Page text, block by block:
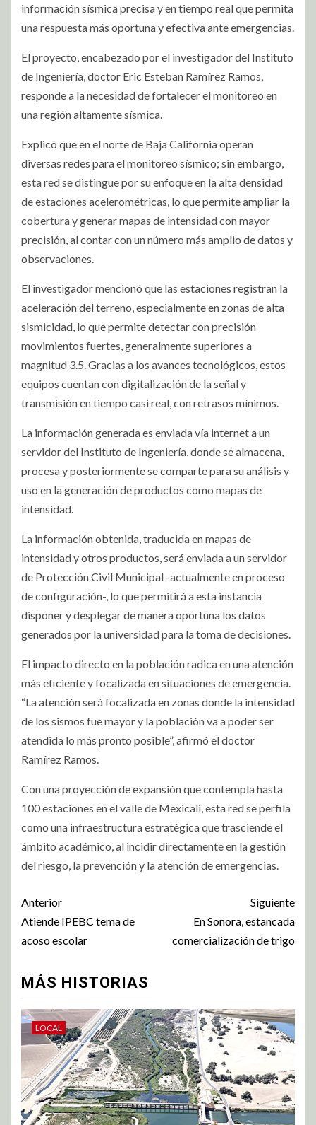
información sísmica precisa y en tiempo real que permita
una respuesta más oportuna y efectiva ante emergencias.
El proyecto, encabezado por el investigador del Instituto
de Ingeniería, doctor Eric Esteban Ramírez Ramos,
responde a la necesidad de fortalecer el monitoreo en
una región altamente sísmica.
Explicó que en el norte de Baja California operan
diversas redes para el monitoreo sísmico; sin embargo,
esta red se distingue por su enfoque en la alta densidad
de estaciones acelerométricas, lo que permite ampliar la
cobertura y generar mapas de intensidad con mayor
precisión, al contar con un número más amplio de datos y
observaciones.
El investigador mencionó que las estaciones registran la
aceleración del terreno, especialmente en zonas de alta
sismicidad, lo que permite detectar con precisión
movimientos fuertes, generalmente superiores a
magnitud 3.5. Gracias a los avances tecnológicos, estos
equipos cuentan con digitalización de la señal y
transmisión en tiempo casi real, con retrasos mínimos.
La información generada es enviada vía internet a un
servidor del Instituto de Ingeniería, donde se almacena,
procesa y posteriormente se comparte para su análisis y
uso en la generación de productos como mapas de
intensidad.
La información obtenida, traducida en mapas de
intensidad y otros productos, será enviada a un servidor
de Protección Civil Municipal -actualmente en proceso
de configuración-, lo que permitirá a esta instancia
disponer y desplegar de manera oportuna los datos
generados por la universidad para la toma de decisiones.
El impacto directo en la población radica en una atención
más eficiente y focalizada en situaciones de emergencia.
“La atención será focalizada en zonas donde la intensidad
de los sismos fue mayor y la población va a poder ser
atendida lo más pronto posible”, afirmó el doctor
Ramírez Ramos.
Con una proyección de expansión que contempla hasta
100 estaciones en el valle de Mexicali, esta red se perfila
como una infraestructura estratégica que trasciende el
ámbito académico, al incidir directamente en la gestión
del riesgo, la prevención y la atención de emergencias.
Anterior
Atiende IPEBC tema de
acoso escolar
Siguiente
En Sonora, estancada
comercialización de trigo
MÁS HISTORIAS
LOCAL